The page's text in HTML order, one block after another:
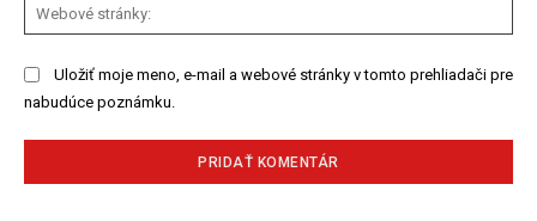
Uložiť moje meno, e-mail a webové stránky v tomto prehliadači pre
nabudúce poznámku.